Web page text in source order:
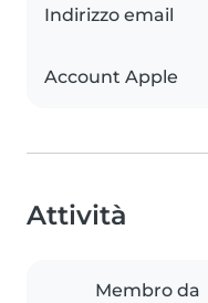
Indirizzo email
Account Apple
Attività
Membro da